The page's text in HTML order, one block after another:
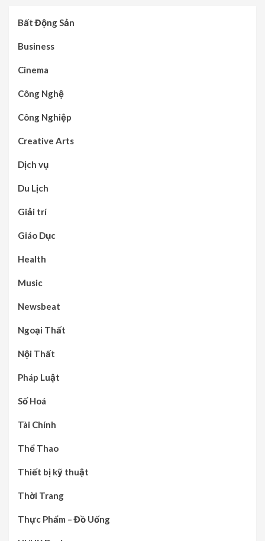
Bất Động Sản
Business
Cinema
Công Nghệ
Công Nghiệp
Creative Arts
Dịch vụ
Du Lịch
Giải trí
Giáo Dục
Health
Music
Newsbeat
Ngoại Thất
Nội Thất
Pháp Luật
Số Hoá
Tài Chính
Thể Thao
Thiết bị kỹ thuật
Thời Trang
Thực Phẩm – Đồ Uống